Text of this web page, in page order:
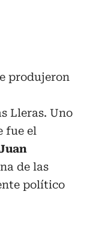
produjeron
Lleras. Uno
fue el
de las
político